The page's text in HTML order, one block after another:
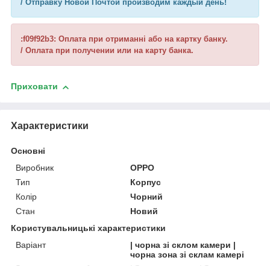
/ Отправку Новой Почтой производим каждый день!
:f09f92b3: Оплата при отриманні або на картку банку.
/ Оплата при получении или на карту банка.
Приховати
Характеристики
Основні
Виробник
OPPO
Тип
Корпус
Колір
Чорний
Стан
Новий
Користувальницькі характеристики
Варіант
| чорна зі склом камери |
чорна зона зі склам камері